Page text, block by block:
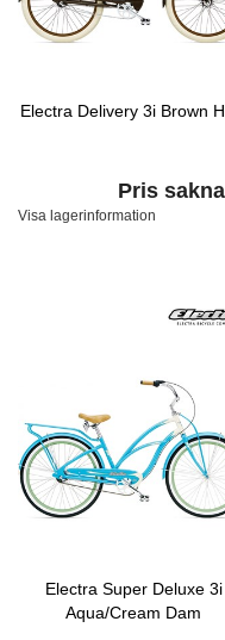
Electra Delivery 3i Brown
Pris
Visa lagerinformation
Electra Super Deluxe 3i
Aqua/Cream Dam